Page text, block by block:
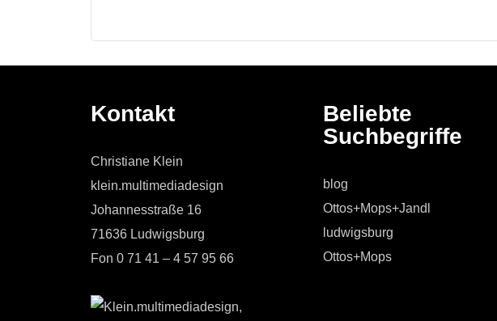
Kontakt
Christiane Klein
klein.multimediadesign
Johannesstraße 16
71636 Ludwigsburg
Fon 0 71 41 – 4 57 95 66
Beliebte
Suchbegriffe
blog
Ottos+Mops+Jandl
ludwigsburg
Ottos+Mops